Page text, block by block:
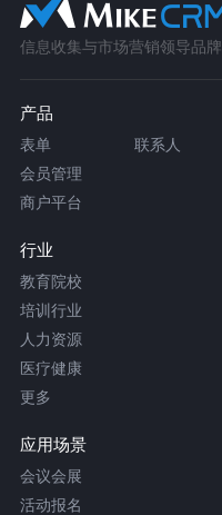
信息收集与市场营销领导品牌
产品
表单 联系人
会员管理
商户平台
行业
教育院校
培训行业
人力资源
医疗健康
更多
应用场景
会议会展
活动报名